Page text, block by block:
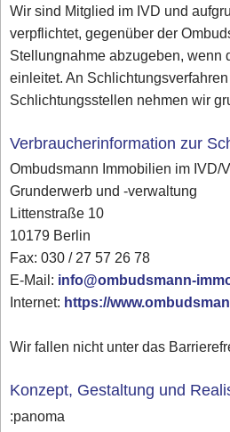
Wir sind Mitglied im IVD und
verpflichtet, gegenüber der
Stellungnahme abzugeben, wenn
einleitet. An
Schlichtungsstellen nehmen wir
Verbraucherinformation zur
Ombudsmann Immobilien im IVD/
Grunderwerb und -verwaltung
Littenstraße 10
10179 Berlin
Fax: 030 / 27 57 26 78
E-Mail: info@ombudsmann-
Internet: https://
Wir fallen nicht unter das
Konzept, Gestaltung und
:panoma